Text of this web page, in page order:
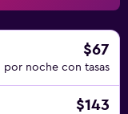
$67
por noche con tasas
$143